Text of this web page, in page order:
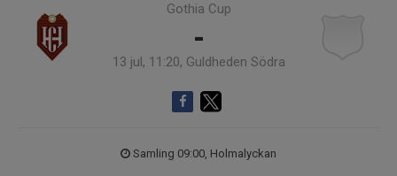
Gothia Cup
-
13 jul, 11:20, Guldheden Södra
Samling 09:00, Holmalyckan